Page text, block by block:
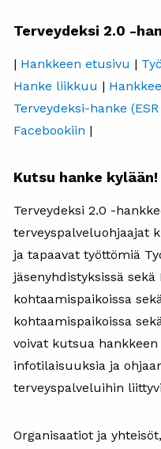
Terveydeksi 2.0 -
| Hankkeen etusivu |
Hanke liikkuu |
Terveydeksi-hanke
Facebookiin |
Kutsu hanke kylään!
Terveydeksi 2.0 -
terveyspalveluohjaajat
ja tapaavat työttömiä
jäsenyhdistyksissä
kohtaamispaikoissa
kohtaamispaikoissa
voivat kutsua
infotilaisuuksia ja
terveyspalveluihin
Organisaatiot ja